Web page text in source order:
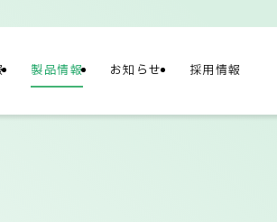
製品情報 お知らせ 採用情報